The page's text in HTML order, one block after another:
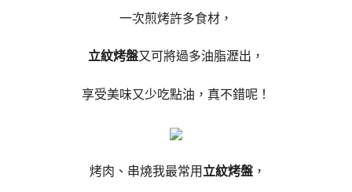
一次煎烤許多食材，
立紋烤盤又可將過多油脂瀝出，
享受美味又少吃點油，真不錯呢！
烤肉、串燒我最常用 立紋烤盤 ，